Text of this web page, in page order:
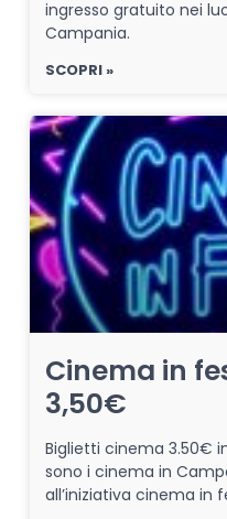
ingresso gratuito nei
Campania.
SCOPRI »
Cinema in
3,50€
Biglietti cinema 3.50€
sono i cinema in
all’iniziativa cinema in